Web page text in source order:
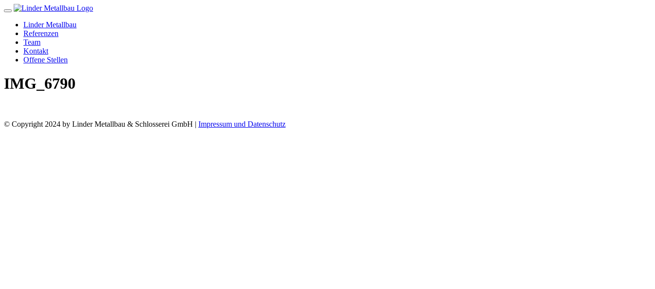
Toggle
navigationLinder Metallbau
Referenzen
Team
Kontakt
Offene Stellen
IMG_6790
© Copyright 2024 by Linder Metallbau & Schlosserei GmbH | Impressum und Datenschutz